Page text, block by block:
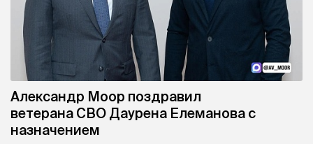
Александр Моор поздравил
ветерана СВО Даурена Елеманова с
назначением